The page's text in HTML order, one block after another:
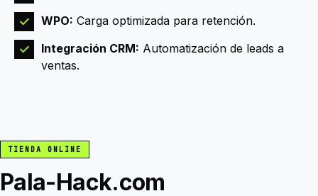
✓ WPO: Carga optimizada para retención.
✓ Integración CRM: Automatización de leads a
ventas.
TIENDA ONLINE
Pala-Hack.com